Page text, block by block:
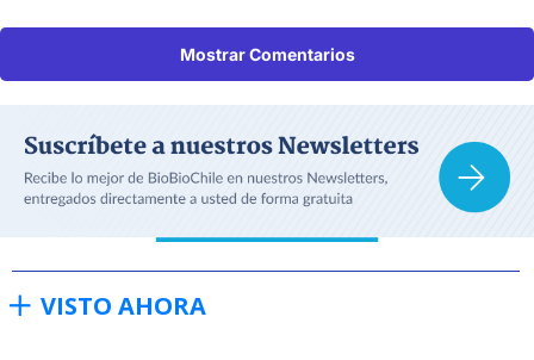
Mostrar Comentarios
VISTO AHORA